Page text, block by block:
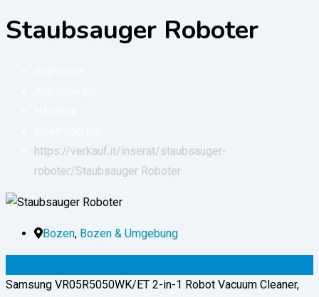
Staubsauger Roboter
https://verkauf.it/inserat/staubsauger-
roboter/Staubsauger Roboter
Bozen, Bozen & Umgebung
Samsung VR05R5050WK/ET 2-in-1 Robot Vacuum Cleaner,